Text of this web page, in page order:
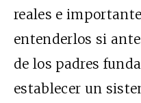
reales e
entenderlos si
de los padres
establecer un